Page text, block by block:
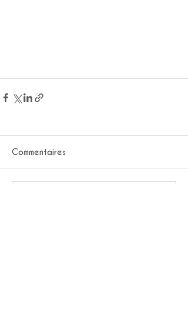
Commentaires